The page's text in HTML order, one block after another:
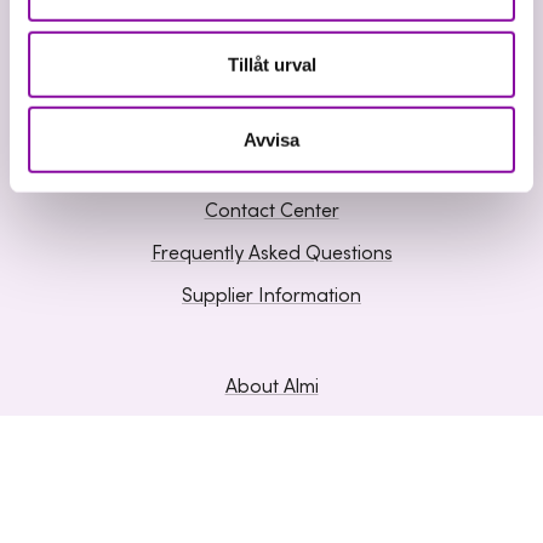
Tillåt urval
Avvisa
Business development
Knowledge and Inspiration
Contact us
Contact Center
Frequently Asked Questions
Supplier Information
About Almi